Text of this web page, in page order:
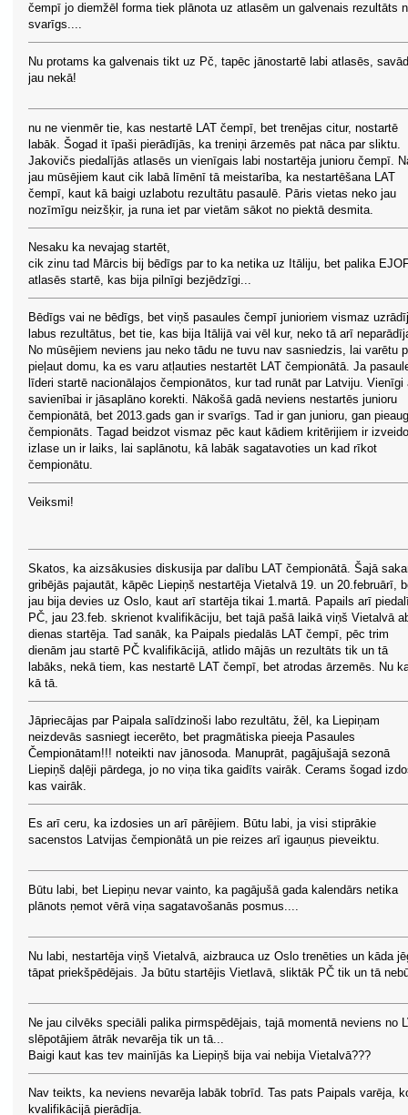
čempī jo diemžēl forma tiek plānota uz atlasēm un galvenais rezultāts
svarīgs....
Nu protams ka galvenais tikt uz Pč, tapēc jānostartē labi atlasēs,
jau nekā!
nu ne vienmēr tie, kas nestartē LAT čempī, bet trenējas citur, nostartē
labāk. Šogad it īpaši pierādījās, ka treniņi ārzemēs pat nāca par sliktu.
Jakovičs piedalījās atlasēs un vienīgais labi nostartēja junioru čempī.
jau mūsējiem kaut cik labā līmēnī tā meistarība, ka nestartēšana LAT
čempī, kaut kā baigi uzlabotu rezultātu pasaulē. Pāris vietas neko jau
nozīmīgu neizšķir, ja runa iet par vietām sākot no piektā desmita.
Nesaku ka nevajag startēt,
cik zinu tad Mārcis bij bēdīgs par to ka netika uz Itāliju, bet palika
atlasēs startē, kas bija pilnīgi bezjēdzīgi...
Bēdīgs vai ne bēdīgs, bet viņš pasaules čempī junioriem vismaz
labus rezultātus, bet tie, kas bija Itālijā vai vēl kur, neko tā arī
No mūsējiem neviens jau neko tādu ne tuvu nav sasniedzis, lai varētu
pieļaut domu, ka es varu atļauties nestartēt LAT čempionātā. Ja
līderi startē nacionālajos čempionātos, kur tad runāt par Latviju. Vienīgi
savienībai ir jāsaplāno korekti. Nākošā gadā neviens nestartēs junioru
čempionātā, bet 2013.gads gan ir svarīgs. Tad ir gan junioru, gan
čempionāts. Tagad beidzot vismaz pēc kaut kādiem kritērijiem ir
izlase un ir laiks, lai saplānotu, kā labāk sagatavoties un kad rīkot
čempionātu.
Veiksmi!
Skatos, ka aizsākusies diskusija par dalību LAT čempionātā. Šajā
gribējās pajautāt, kāpēc Liepiņš nestartēja Vietalvā 19. un 20.februārī,
jau bija devies uz Oslo, kaut arī startēja tikai 1.martā. Papails arī
PČ, jau 23.feb. skrienot kvalifikāciju, bet tajā pašā laikā viņš Vietalvā
dienas startēja. Tad sanāk, ka Paipals piedalās LAT čempī, pēc trim
dienām jau startē PČ kvalifikācijā, atlido mājās un rezultāts tik un tā
labāks, nekā tiem, kas nestartē LAT čempī, bet atrodas ārzemēs. Nu
kā tā.
Jāpriecājas par Paipala salīdzinoši labo rezultātu, žēl, ka Liepiņam
neizdevās sasniegt iecerēto, bet pragmātiska pieeja Pasaules
Čempionātam!!! noteikti nav jānosoda. Manuprāt, pagājušajā sezonā
Liepiņš daļēji pārdega, jo no viņa tika gaidīts vairāk. Cerams šogad
kas vairāk.
Es arī ceru, ka izdosies un arī pārējiem. Būtu labi, ja visi stiprākie
sacenstos Latvijas čempionātā un pie reizes arī igauņus pieveiktu.
Būtu labi, bet Liepiņu nevar vainto, ka pagājušā gada kalendārs netika
plānots ņemot vērā viņa sagatavošanās posmus....
Nu labi, nestartēja viņš Vietalvā, aizbrauca uz Oslo trenēties un kāda
tāpat priekšpēdējais. Ja būtu startējis Vietlavā, sliktāk PČ tik un tā
Ne jau cilvēks speciāli palika pirmspēdējais, tajā momentā neviens no
slēpotājiem ātrāk nevarēja tik un tā...
Baigi kaut kas tev mainījās ka Liepiņš bija vai nebija Vietalvā???
Nav teikts, ka neviens nevarēja labāk tobrīd. Tas pats Paipals varēja,
kvalifikācijā pierādīja.